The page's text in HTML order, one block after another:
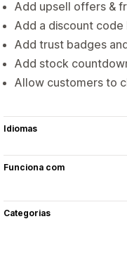
Add upsell offers &
Add a discount
Add trust badges
Add stock
Allow customers to
Idiomas
Funciona com
Categorias